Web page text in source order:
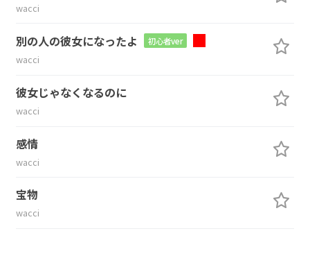
wacci
別の人の彼女になったよ 初心者ver
wacci
彼女じゃなくなるのに
wacci
感情
wacci
宝物
wacci